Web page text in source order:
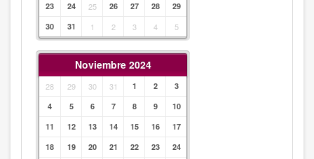
23
24 25 26 27 28
29
30
31 1 2 3 4 5
Noviembre 2024
28 29 30 31 1 2
3
4
5 6 7 8 9
10
11
12 13 14 15 16
17
18
19 20 21 22 23
24